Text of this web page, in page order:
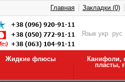
Язык укр рус
Главная Закладки (0)
Жидкие флюсы
Канифоли,
пласты,